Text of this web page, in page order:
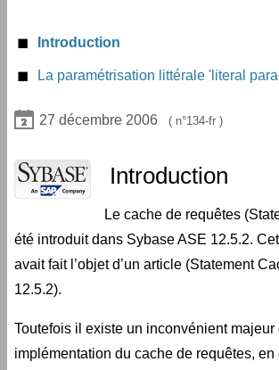
Introduction
La paramétrisation littérale 'literal
autoparam | set literal_autoparam )
Restrictions
Effets de bord potentiels sur les plans
27 décembre 2006 134-fr
Introduction
Le cache de requêtes
été introduit dans Sybase ASE 12.5.2.
avait fait l’objet d’un article (Statement
12.5.2).
Toutefois il existe un inconvénient
implémentation du cache de requêtes, en